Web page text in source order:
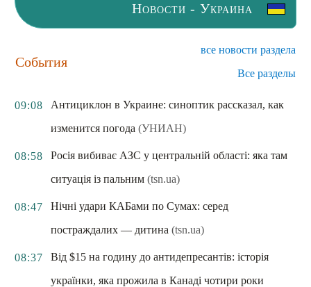
Новости - Украина
События
все новости раздела
Все разделы
09:08
Антициклон в Украине: синоптик рассказал, как
изменится погода (УНИАН)
08:58
Росія вибиває АЗС у центральній області: яка там
ситуація із пальним (tsn.ua)
08:47
Нічні удари КАБами по Сумах: серед
постраждалих — дитина (tsn.ua)
08:37
Від $15 на годину до антидепресантів: історія
українки, яка прожила в Канаді чотири роки